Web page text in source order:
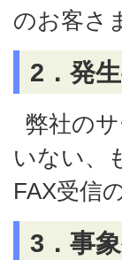
のお客さ
2．発
弊社の
いない、
FAX受信
3．事